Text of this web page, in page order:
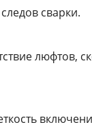
сварки.
люфтов,